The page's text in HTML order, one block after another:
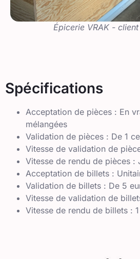
Épicerie VRAK -
Spécifications
Acceptation de pièces : En
mélangées
Validation de pièces : De 1
Vitesse de validation de
Vitesse de rendu de pièces :
Acceptation de billets :
Validation de billets : De 5
Vitesse de validation de
Vitesse de rendu de billets :